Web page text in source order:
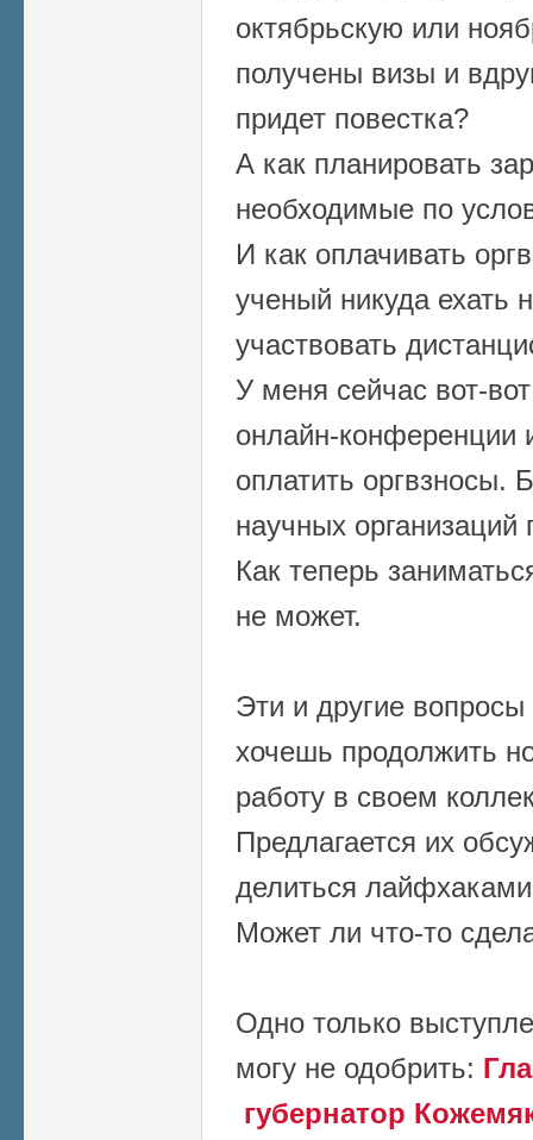
октябрьскую или
получены визы и
придет повестка?
А как планировать
необходимые по
И как оплачивать
ученый никуда ехать
участвовать
У меня сейчас вот-
онлайн-конференции
оплатить оргвзносы.
научных
Как теперь
не может.
Эти и другие
хочешь продолжить
работу в своем
Предлагается их
делиться
Может ли что-то
Одно только
могу не одобрить:
губернатор